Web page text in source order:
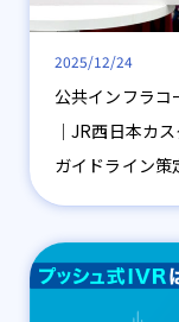
2025/12/24
公共インフラ
│JR西日本カ
ガイドライン策